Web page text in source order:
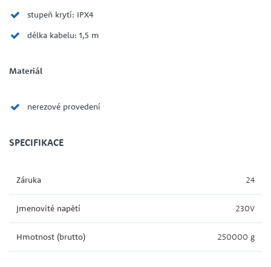
stupeň krytí: IPX4
délka kabelu: 1,5 m
Materiál
nerezové provedení
SPECIFIKACE
Záruka 24
Jmenovité napětí 230V
Hmotnost (brutto) 250000 g